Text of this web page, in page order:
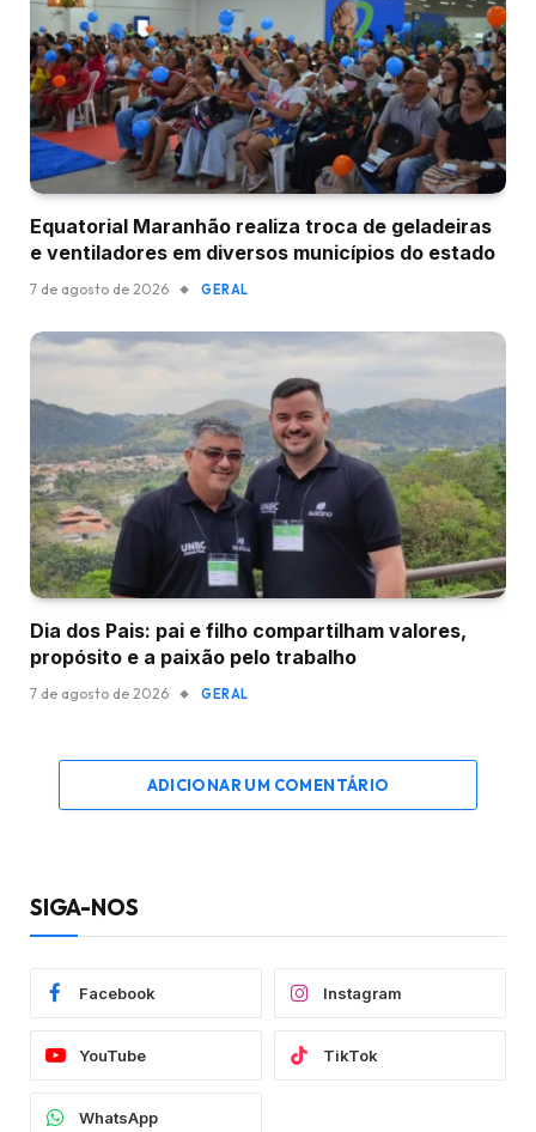
Equatorial Maranhão realiza troca de geladeiras
e ventiladores em diversos municípios do estado
7 de agosto de 2026 GERAL
Dia dos Pais: pai e filho compartilham valores,
propósito e a paixão pelo trabalho
7 de agosto de 2026 GERAL
ADICIONAR UM COMENTÁRIO
SIGA-NOS
Facebook Instagram
YouTube TikTok
WhatsApp